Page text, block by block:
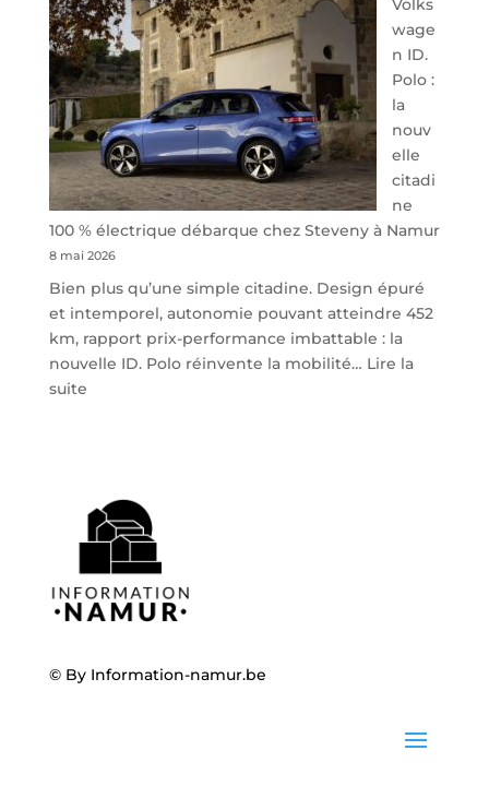
Charleroi
wage
n ID.
Polo :
la
nouv
elle
citadi
ne
100 % électrique débarque chez Steveny à Namur
8 mai 2026
Bien plus qu’une simple citadine. Design épuré
et intemporel, autonomie pouvant atteindre 452
km, rapport prix-performance imbattable : la
nouvelle ID. Polo réinvente la mobilité… Lire la
suite:
la
nouvelle
citadine
100
%
© By Information-namur.be